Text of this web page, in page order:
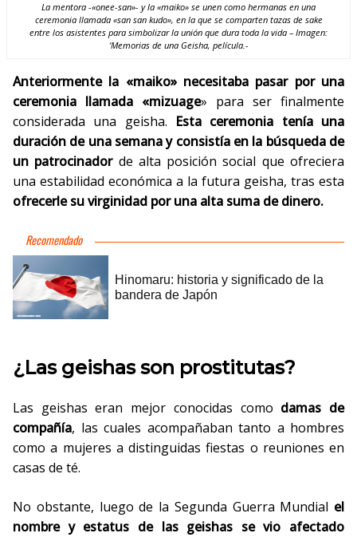
La mentora -«onee-san»- y la «maiko» se unen como hermanas en una
ceremonia llamada «san san kudo», en la que se comparten tazas de sake
entre los asistentes para simbolizar la unión que dura toda la vida – Imagen:
‘Memorias de una Geisha, película.-
Anteriormente la «maiko» necesitaba pasar por una
ceremonia llamada «mizuage» para ser finalmente
considerada una geisha. Esta ceremonia tenía una
duración de una semana y consistía en la búsqueda de
un patrocinadorde alta posición social que ofreciera
una estabilidad económica a la futura geisha, tras esta
ofrecerle su virginidad por una alta suma de dinero.
¿Las geishas son prostitutas?
Las geishas eran mejor conocidas como damas de
compañía, las cuales acompañaban tanto a hombres
como a mujeres a distinguidas fiestas o reuniones en
casas de té.
No obstante, luego de la Segunda Guerra Mundial el
nombre y estatus de las geishas se vio afectado